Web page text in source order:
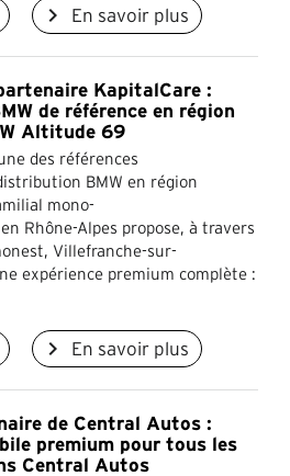
navigate_next En savoir plus
KapitalCare :
de référence en région
Altitude 69
des références
BMW en région
mono-
Rhône-Alpes propose, à travers
Villefranche-sur-
expérience premium complète :
navigate_next En savoir plus
de Central Autos :
premium pour tous les
Central Autos